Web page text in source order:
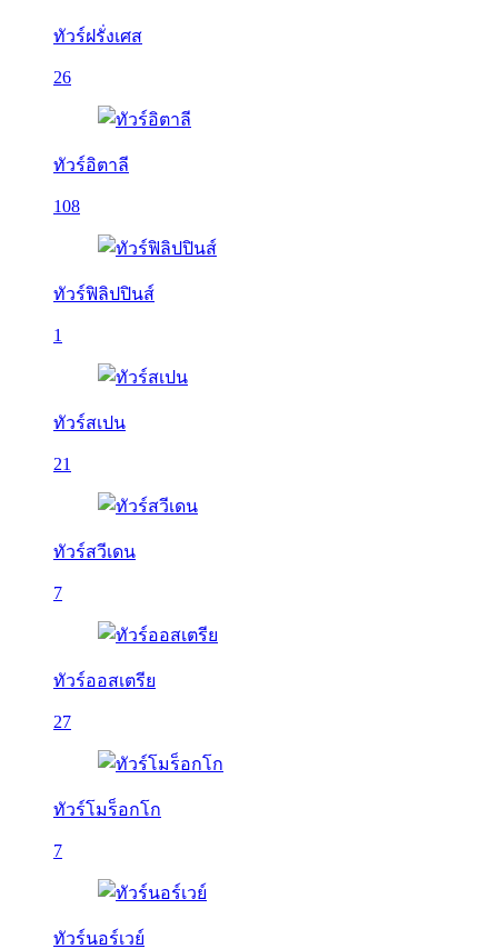
ทัวร์ฝรั่งเศส
26
ทัวร์อิตาลี
108
ทัวร์ฟิลิปปินส์
1
ทัวร์สเปน
21
ทัวร์สวีเดน
7
ทัวร์ออสเตรีย
27
ทัวร์โมร็อกโก
7
ทัวร์นอร์เวย์